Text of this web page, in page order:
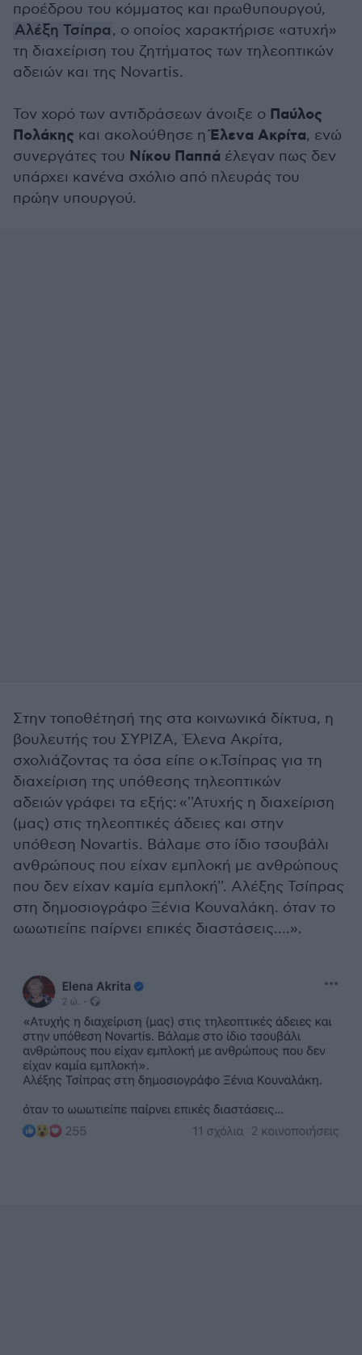
προέδρου του κόμματος και πρωθυπουργού,
Αλέξη Τσίπρα, ο οποίος χαρακτήρισε «ατυχή»
τη διαχείριση του ζητήματος των τηλεοπτικών
αδειών και της Novartis.
Τον χορό των αντιδράσεων άνοιξε ο Παύλος
Πολάκης και ακολούθησε ηΈλενα Ακρίτα, ενώ
συνεργάτες του Νίκου Παππά έλεγαν πως δεν
υπάρχει κανένα σχόλιο από πλευράς του
πρώην υπουργού.
Στην τοποθέτησή της στα κοινωνικά δίκτυα, η
βουλευτής του ΣΥΡΙΖΑ, Έλενα Ακρίτα,
σχολιάζοντας τα όσα είπε ο κ.Τσίπρας για τη
διαχείριση της υπόθεσης τηλεοπτικών
αδειών γράφει τα εξής: «''Ατυχής η διαχείριση
(μας) στις τηλεοπτικές άδειες και στην
υπόθεση Novartis. Βάλαμε στο ίδιο τσουβάλι
ανθρώπους που είχαν εμπλοκή με ανθρώπους
που δεν είχαν καμία εμπλοκή''. Αλέξης Τσίπρας
στη δημοσιογράφο Ξένια Κουναλάκη. όταν το
ωωωτιείπε παίρνει επικές διαστάσεις….».